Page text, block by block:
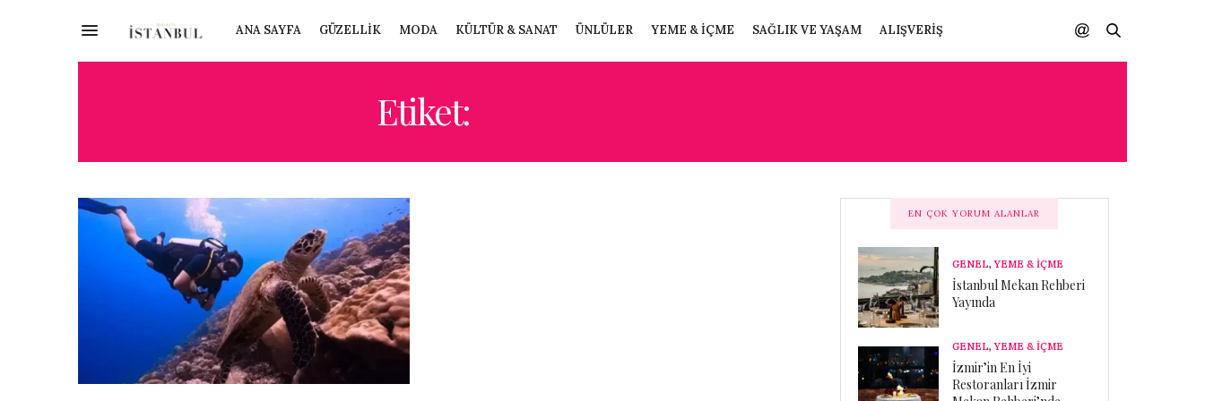
ANA SAYFA GÜZELLIK MODA KÜLTÜR & SANAT ÜNLÜLER YEME & İÇME SAĞLIK VE YAŞAM ALIŞVERIŞ
Etiket:
EN ÇOK YORUM ALANLAR
GENEL, YEME & İÇME
İstanbul Mekan Rehberi
Yayında
GENEL, YEME & İÇME
İzmir’in En İyi
Restoranları İzmir